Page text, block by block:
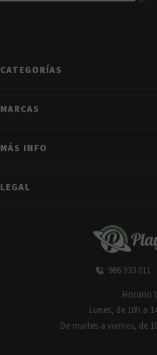
CATEGORÍAS
MARCAS
MÁS INFO
LEGAL
966 933 011
Horario
Lunes, de 10h a
De martes a viernes, de